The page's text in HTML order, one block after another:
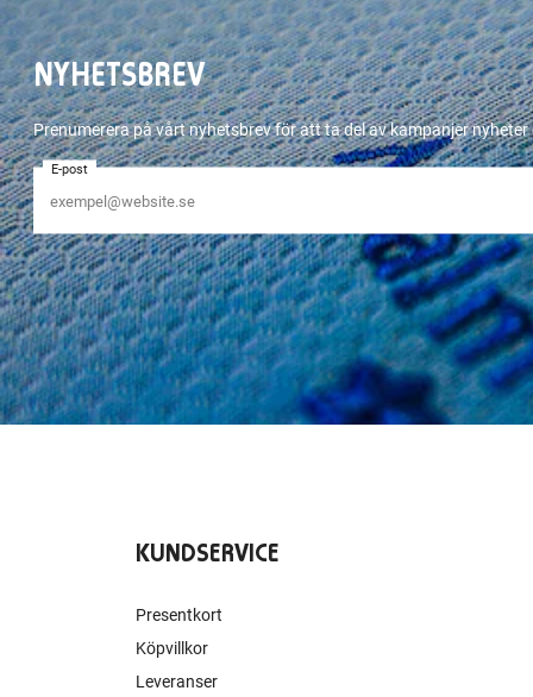
NYHETSBREV
Prenumerera på vårt nyhetsbrev för att ta del av kampanjer
E-post
KUNDSERVICE
Presentkort
Köpvillkor
Leveranser